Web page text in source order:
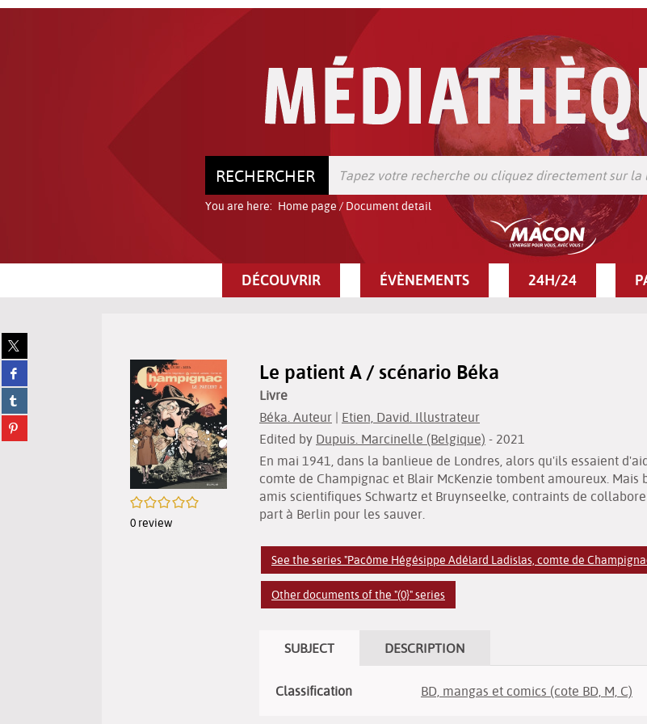
RECHERCHER
You are here: Home page / Document detail
DÉCOUVRIR ÉVÈNEMENTS 24H/24
Share
on
twitter
(New
window)
Share
on
facebook
(New
window)
Share
on
tumblr
(New
Share
on
/5
0 review
Le patient A / scénario Béka
Livre
Béka. Auteur | Etien, David. Illustrateur
Edited by Dupuis. Marcinelle (Belgique) - 2021
En mai 1941, dans la banlieue de Londres, alors qu'ils essaient
comte de Champignac et Blair McKenzie tombent amoureux.
amis scientifiques Schwartz et Bruynseelke, contraints de
part à Berlin pour les sauver.
See the series "Pacôme Hégésippe Adélard Ladislas, comte de
Other documents of the "(0}" series
SUBJECT DESCRIPTION
Classification BD, mangas et comics (cote BD, M, C)